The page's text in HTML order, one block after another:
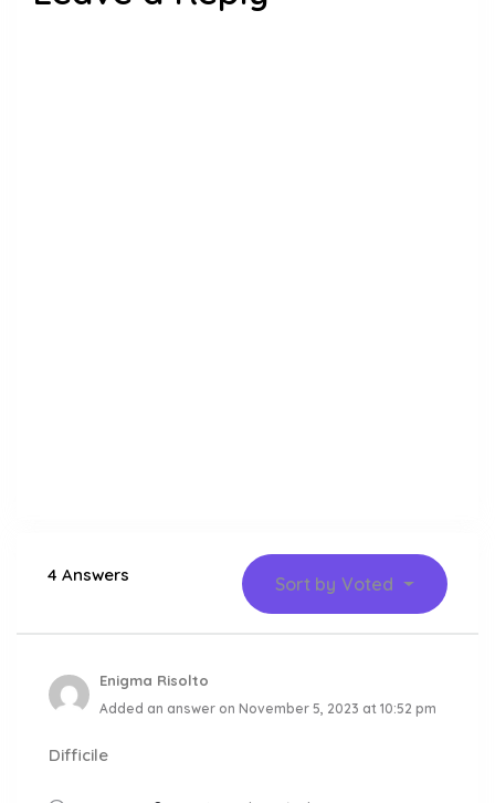
4 Answers Sort by Voted
Enigma Risolto
Added an answer on November 5, 2023 at 10:52 pm
Difficile